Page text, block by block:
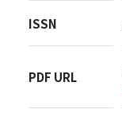
ISSN
PDF URL